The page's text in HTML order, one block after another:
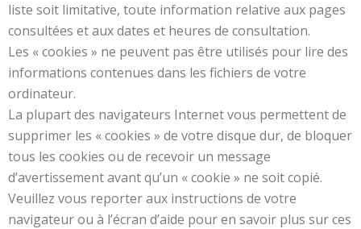
liste soit limitative, toute information relative aux pages
consultées et aux dates et heures de consultation.
Les « cookies » ne peuvent pas être utilisés pour lire des
informations contenues dans les fichiers de votre
ordinateur.
La plupart des navigateurs Internet vous permettent de
supprimer les « cookies » de votre disque dur, de bloquer
tous les cookies ou de recevoir un message
d’avertissement avant qu’un « cookie » ne soit copié.
Veuillez vous reporter aux instructions de votre
navigateur ou à l’écran d’aide pour en savoir plus sur ces